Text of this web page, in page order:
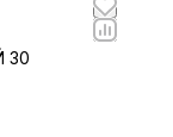
30